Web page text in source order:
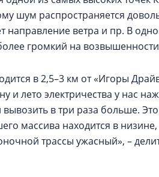
шум распространяется
направление ветра и пр. В
громкий на
в 2,5–3 км от «Игоры
и лето электричества у нас
в три раза больше.
массива находится в
трассы ужасный», –